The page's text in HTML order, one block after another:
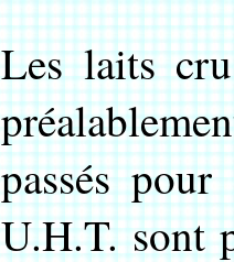
Les laits
passés
U.H.T. sont